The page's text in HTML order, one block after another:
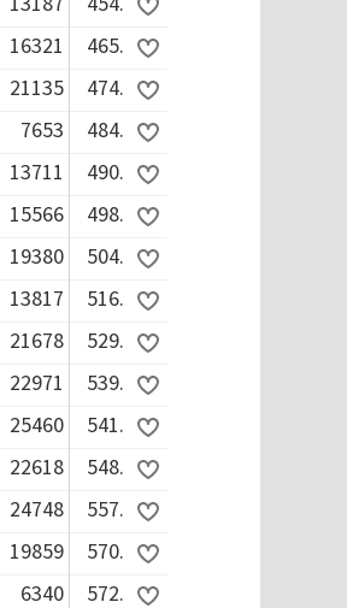
16321
465.
21135
474.
7653
484.
13711
490.
15566
498.
19380
504.
13817
516.
21678
529.
22971
539.
25460
541.
22618
548.
24748
557.
19859
570.
6340
572.